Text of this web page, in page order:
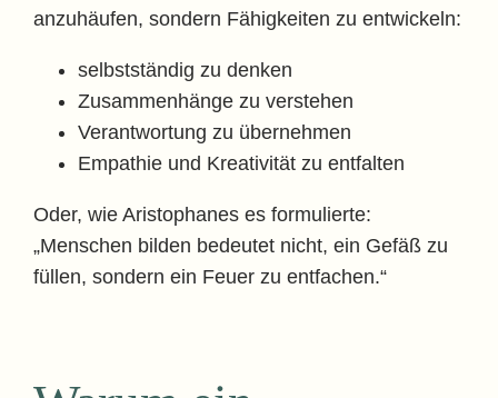
anzuhäufen, sondern Fähigkeiten zu entwickeln:
selbstständig zu denken
Zusammenhänge zu verstehen
Verantwortung zu übernehmen
Empathie und Kreativität zu entfalten
Oder, wie Aristophanes es formulierte:
„Menschen bilden bedeutet nicht, ein Gefäß zu
füllen, sondern ein Feuer zu entfachen.“